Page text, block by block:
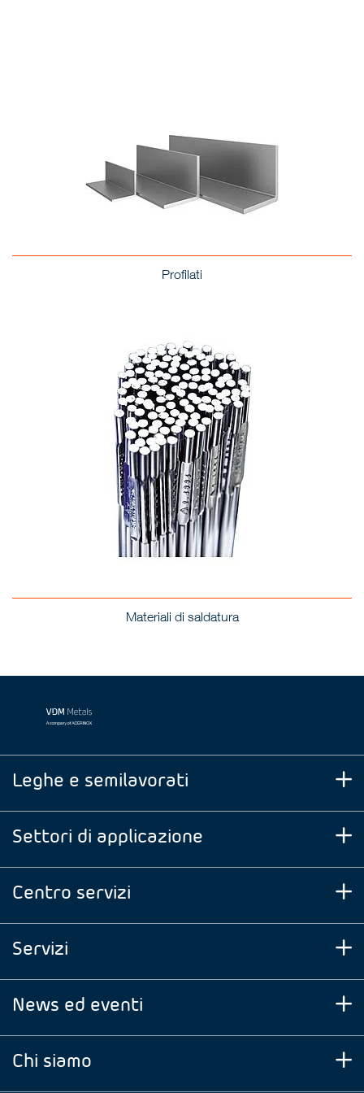
Profilati
Materiali di saldatura
Leghe e semilavorati
Settori di applicazione
Centro servizi
Servizi
News ed eventi
Chi siamo